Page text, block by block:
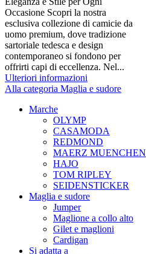
Occasione Scopri la nostra
esclusiva collezione di camicie da
uomo premium, dove tradizione
sartoriale tedesca e design
contemporaneo si fondono per
offrirti capi di eccellenza. Nel...
Ulteriori informazioni
Alla categoria Maglia e sudore
Marche
OLYMP
CASAMODA
REDMOND
MAERZ MUENCHEN
HAJO
TOM RIPLEY
SEIDENSTICKER
Maglia e sudore
Jumper
Maglione a collo alto
Gilet e maglioni
Cardigan
Si adatta a